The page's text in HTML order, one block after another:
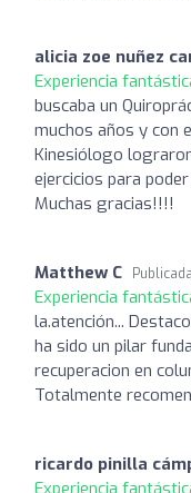
alicia zoe nuñez
Experiencia
buscaba un
muchos años y con
Kinesiólogo
ejercicios para
Muchas gracias!!!!
Matthew C
Experiencia
la.atención...
ha sido un pilar
recuperacion en
Totalmente
ricardo pinilla
Experiencia